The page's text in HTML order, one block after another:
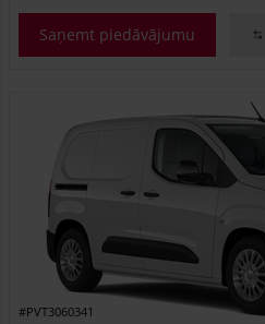
Saņemt piedāvājumu
#PVT3060341